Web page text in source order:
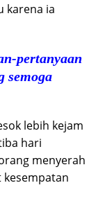
karena ia
pertanyaan
semoga
lebih kejam
hari
menyerah
kesempatan